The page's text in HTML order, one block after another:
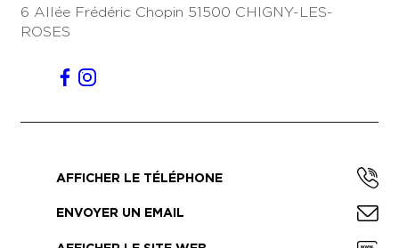
6 Allée Frédéric Chopin 51500 CHIGNY-LES-
ROSES
AFFICHER LE TÉLÉPHONE
ENVOYER UN EMAIL